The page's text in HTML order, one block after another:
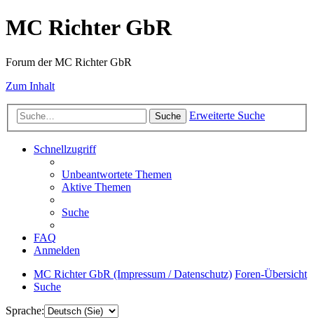
MC Richter GbR
Forum der MC Richter GbR
Zum Inhalt
Suche Erweiterte Suche
Schnellzugriff
Unbeantwortete Themen
Aktive Themen
Suche
FAQ
Anmelden
MC Richter GbR (Impressum / Datenschutz) Foren-Übersicht
Suche
Sprache: